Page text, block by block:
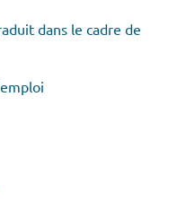
dans le cadre de